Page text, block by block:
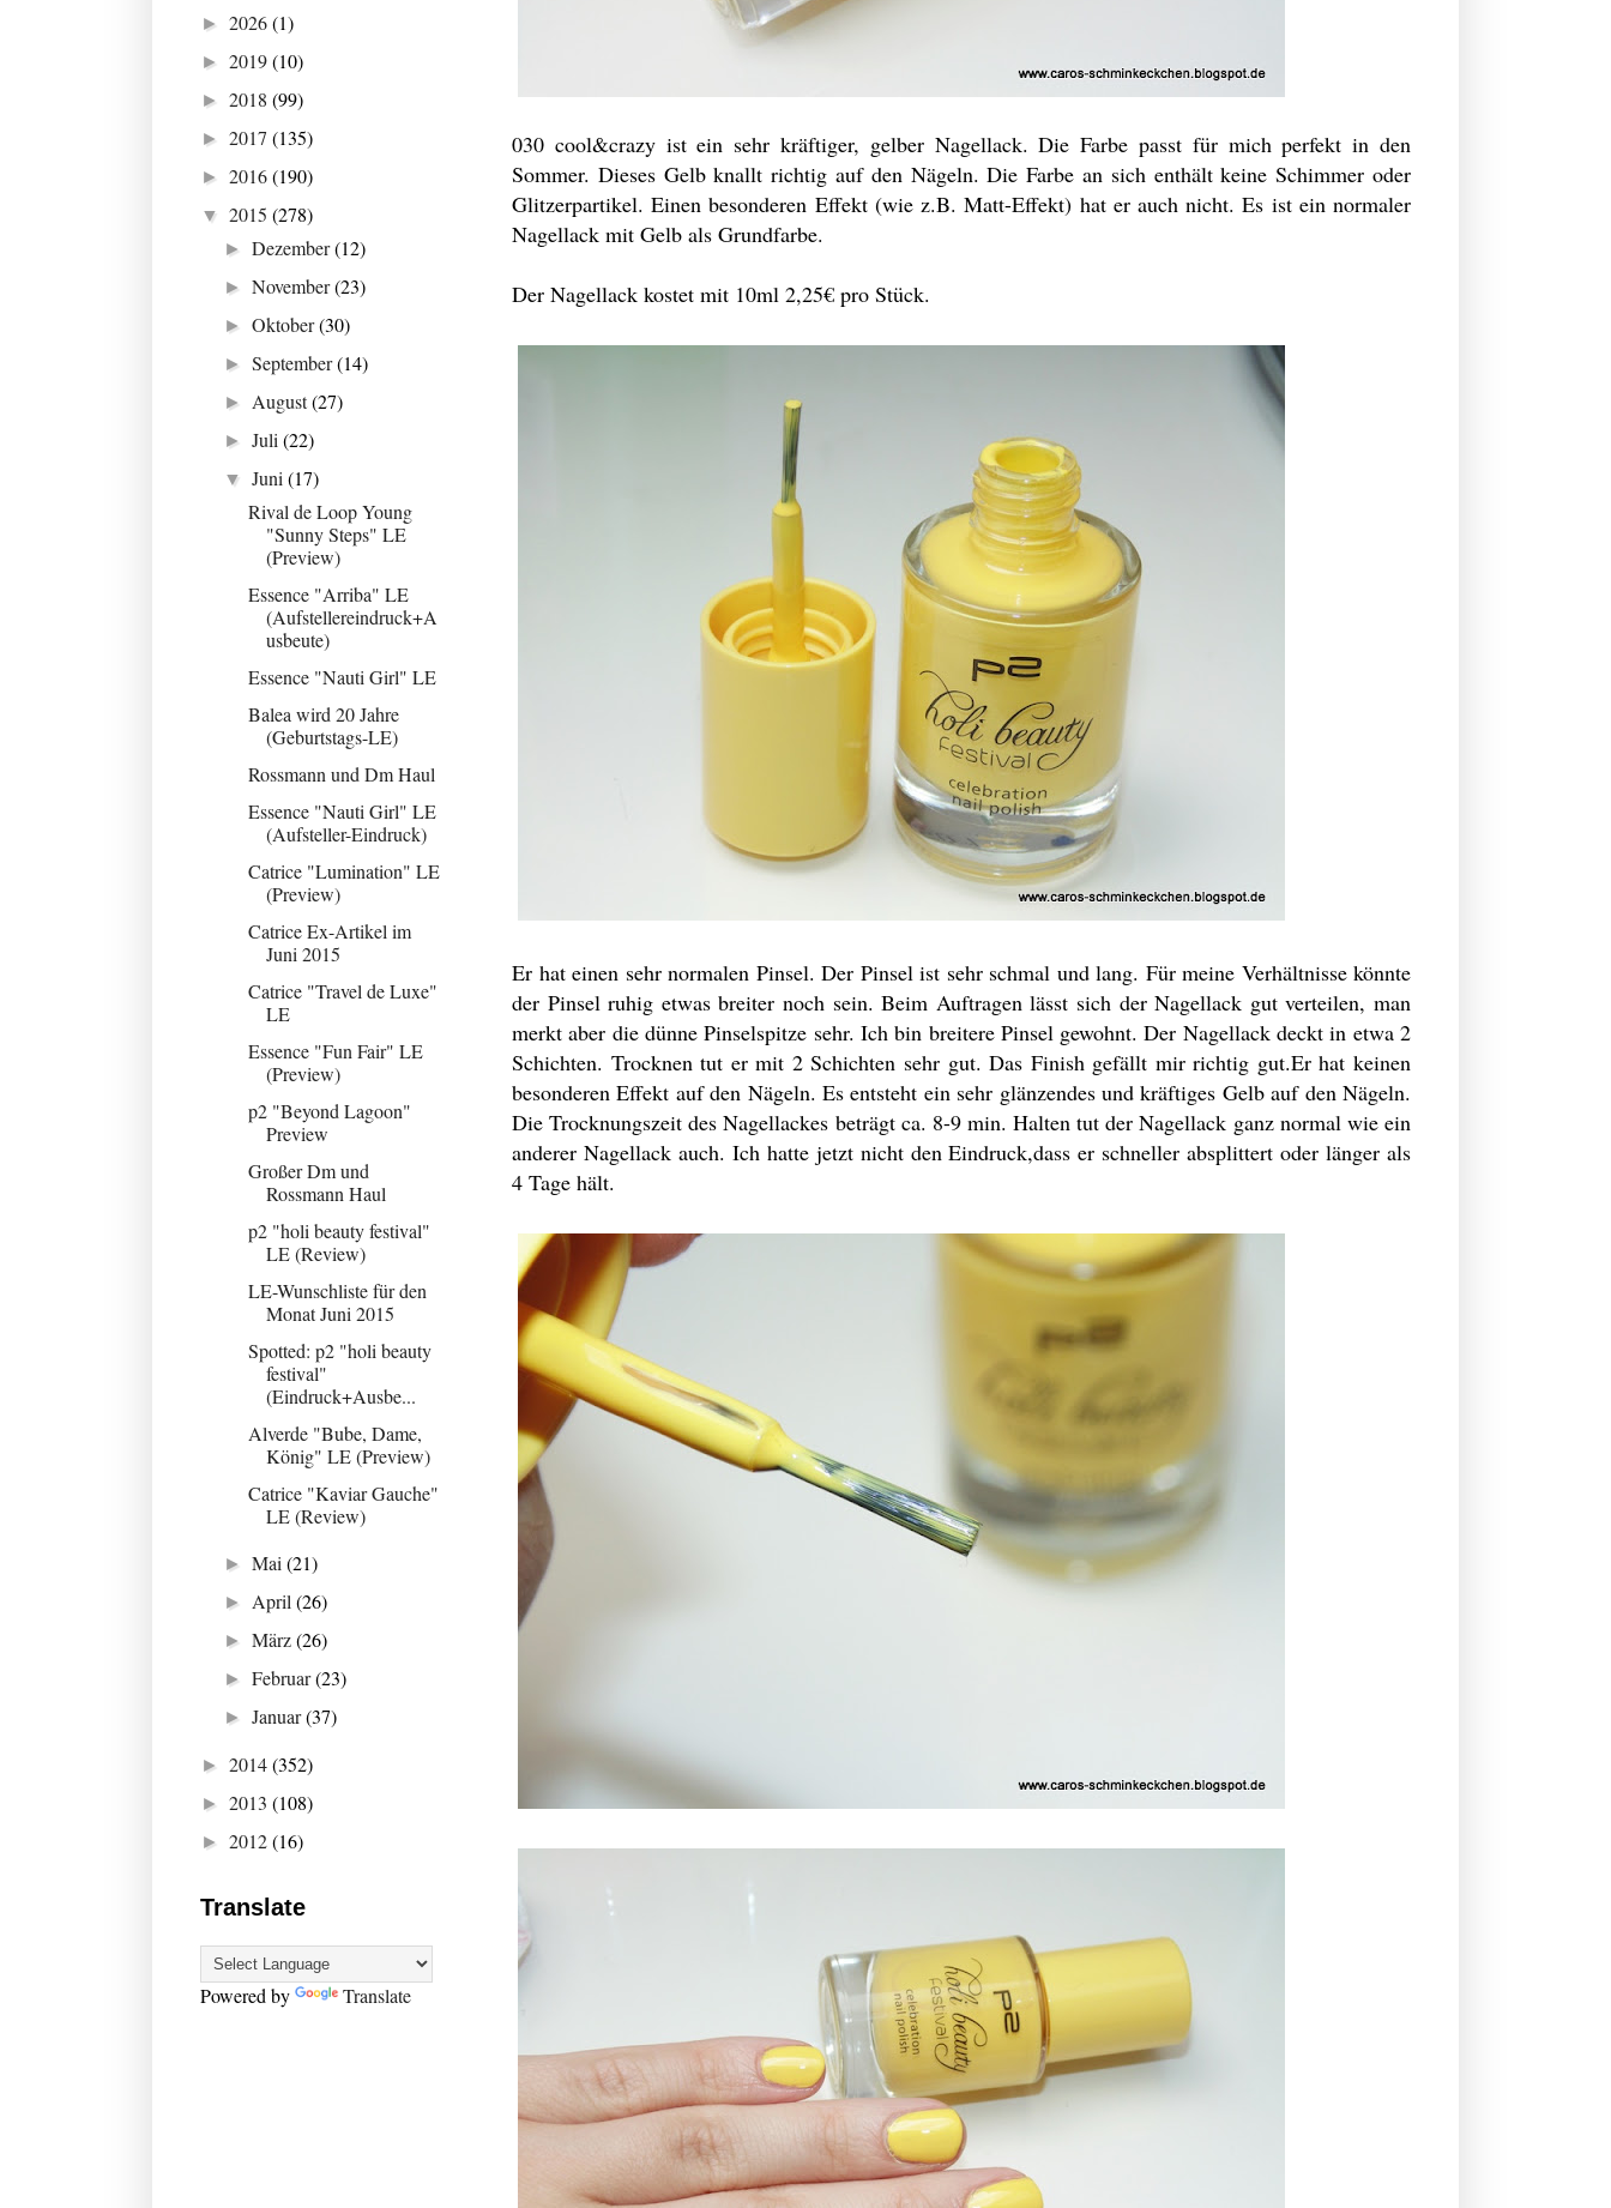
030 cool&crazy ist ein sehr kräftiger, gelber Nagellack. Die Farbe passt für mich perfekt in den
Sommer. Dieses Gelb knallt richtig auf den Nägeln. Die Farbe an sich enthält keine Schimmer oder
Glitzerpartikel. Einen besonderen Effekt (wie z.B. Matt-Effekt) hat er auch nicht. Es ist ein normaler
Nagellack mit Gelb als Grundfarbe.
Der Nagellack kostet mit 10ml 2,25€ pro Stück.
Er hat einen sehr normalen Pinsel. Der Pinsel ist sehr schmal und lang. Für meine Verhältnisse könnte
der Pinsel ruhig etwas breiter noch sein. Beim Auftragen lässt sich der Nagellack gut verteilen, man
merkt aber die dünne Pinselspitze sehr. Ich bin breitere Pinsel gewohnt. Der Nagellack deckt in etwa 2
Schichten. Trocknen tut er mit 2 Schichten sehr gut. Das Finish gefällt mir richtig gut.Er hat keinen
besonderen Effekt auf den Nägeln. Es entsteht ein sehr glänzendes und kräftiges Gelb auf den Nägeln.
Die Trocknungszeit des Nagellackes beträgt ca. 8-9 min. Halten tut der Nagellack ganz normal wie ein
anderer Nagellack auch. Ich hatte jetzt nicht den Eindruck,dass er schneller absplittert oder länger als
4 Tage hält.
► 2026(1)
► 2019(10)
► 2018 (99)
► 2017 (135)
► 2016(190)
▼ 2015 (278)
►Dezember(12)
►November(23)
►Oktober(30)
►September(14)
► August(27)
►Juli(22)
▼Juni(17)
Rival de Loop Young
"Sunny Steps" LE
(Preview)
Essence "Arriba" LE
(Aufstellereindruck+A
usbeute)
Essence "Nauti Girl" LE
Balea wird 20 Jahre
(Geburtstags-LE)
Rossmann und Dm Haul
Essence "Nauti Girl" LE
(Aufsteller-Eindruck)
Catrice "Lumination" LE
(Preview)
Catrice Ex-Artikel im
Juni 2015
Catrice "Travel de Luxe"
LE
Essence "Fun Fair" LE
(Preview)
p2 "Beyond Lagoon"
Preview
Großer Dm und
Rossmann Haul
p2 "holi beauty festival"
LE (Review)
LE-Wunschliste für den
Monat Juni 2015
Spotted: p2 "holi beauty
festival"
(Eindruck+Ausbe...
Alverde "Bube, Dame,
König" LE (Preview)
Catrice "Kaviar Gauche"
LE (Review)
►Mai(21)
► April(26)
►März(26)
►Februar(23)
►Januar(37)
► 2014(352)
► 2013 (108)
► 2012(16)
Translate
Powered by Translate